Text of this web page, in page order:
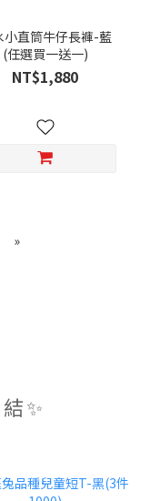
小直筒牛仔長褲-藍
(任選買一送一)
NT$1,880
»
✨